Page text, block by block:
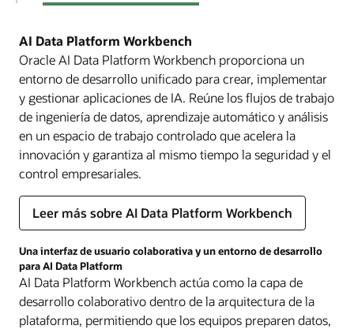
AI Data Platform Workbench
Oracle AI Data Platform Workbench proporciona un
entorno de desarrollo unificado para crear, implementar
y gestionar aplicaciones de IA. Reúne los flujos de trabajo
de ingeniería de datos, aprendizaje automático y análisis
en un espacio de trabajo controlado que acelera la
innovación y garantiza al mismo tiempo la seguridad y el
control empresariales.
Leer más sobre AI Data Platform Workbench
Una interfaz de usuario colaborativa y un entorno de desarrollo
para AI Data Platform
AI Data Platform Workbench actúa como la capa de
desarrollo colaborativo dentro de la arquitectura de la
plataforma, permitiendo que los equipos preparen datos,